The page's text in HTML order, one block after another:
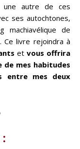
une autre de ces
ses autochtones,
de
Ce livre rejoindra à
et vous offrira
de mes habitudes
entre mes deux